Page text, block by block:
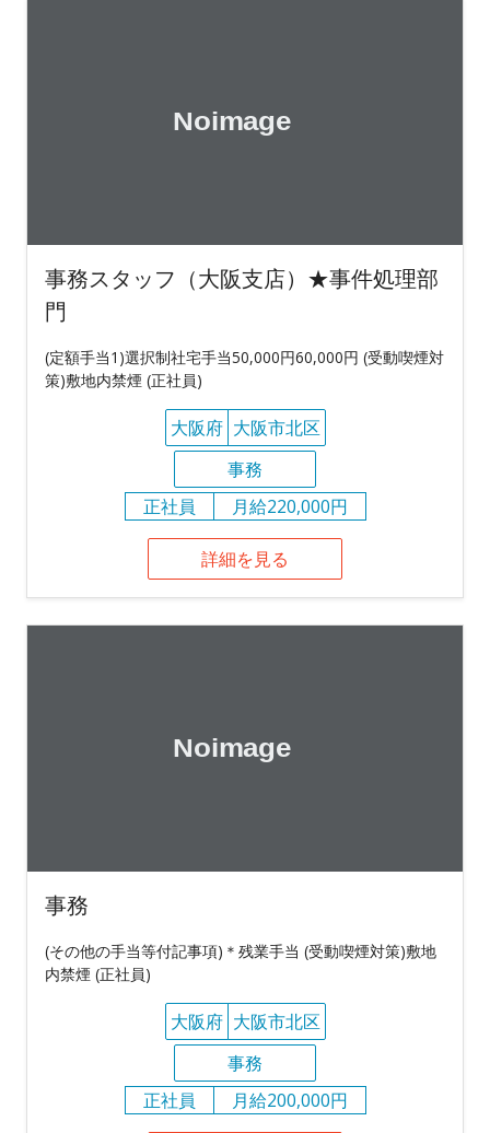
事務スタッフ（大阪支店）★事件処理部
門
(定額手当1)選択制社宅手当50,000円60,000円 (受動喫煙対
策)敷地内禁煙 (正社員)
大阪府 大阪市北区
事務
正社員
月給220,000円
詳細を見る
事務
(その他の手当等付記事項)＊残業手当 (受動喫煙対策)敷地
内禁煙 (正社員)
大阪府 大阪市北区
事務
正社員
月給200,000円